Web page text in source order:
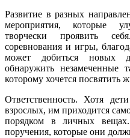
Развитие в разных
мероприятия, которые
творчески проявить
соревнования и игры,
может добиться новых
обнаружить незамеченные
которому хочется посвятить
Ответственность. Хотя
взрослых, им приходится
порядком в личных
поручения, которые они